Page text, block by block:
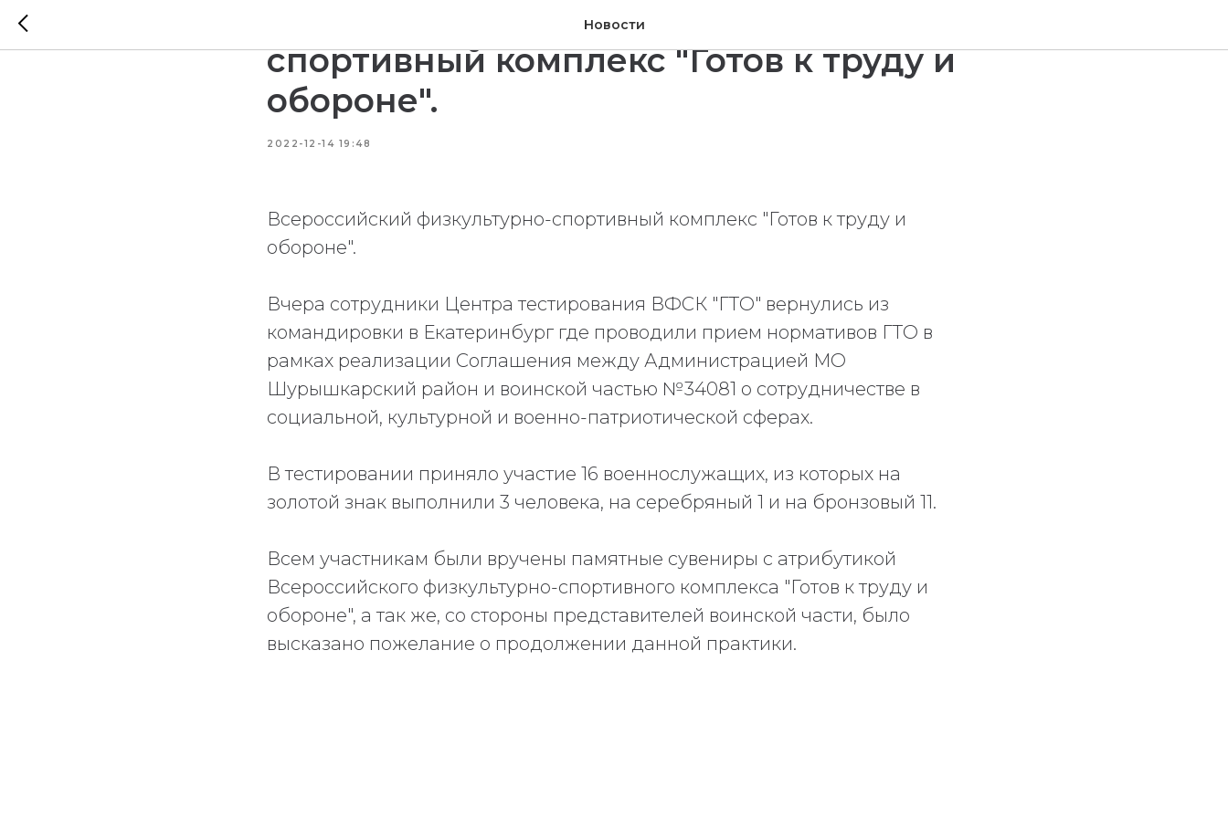
Новости
Всероссийский физкультурно-
спортивный комплекс "Готов к труду и
обороне".
2022-12-14 19:48
Всероссийский физкультурно-спортивный комплекс "Готов к труду и
обороне".
Вчера сотрудники Центра тестирования ВФСК "ГТО" вернулись из
командировки в Екатеринбург где проводили прием нормативов ГТО в
рамках реализации Соглашения между Администрацией МО
Шурышкарский район и воинской частью №34081 о сотрудничестве в
социальной, культурной и военно-патриотической сферах.
В тестировании приняло участие 16 военнослужащих, из которых на
золотой знак выполнили 3 человека, на серебряный 1 и на бронзовый 11.
Всем участникам были вручены памятные сувениры с атрибутикой
Всероссийского физкультурно-спортивного комплекса "Готов к труду и
обороне", а так же, со стороны представителей воинской части, было
высказано пожелание о продолжении данной практики.